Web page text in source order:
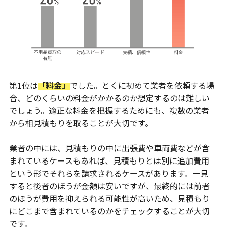
第1位は「料金」でした。とくに初めて業者を依頼する場
合、どのくらいの料金がかかるのか想定するのは難しい
でしょう。適正な料金を把握するためにも、複数の業者
から相見積もりを取ることが大切です。
業者の中には、見積もりの中に出張費や車両費などが含
まれているケースもあれば、見積もりとは別に追加費用
という形でそれらを請求されるケースがあります。一見
すると後者のほうが金額は安いですが、最終的には前者
のほうが費用を抑えられる可能性が高いため、見積もり
にどこまで含まれているのかをチェックすることが大切
です。